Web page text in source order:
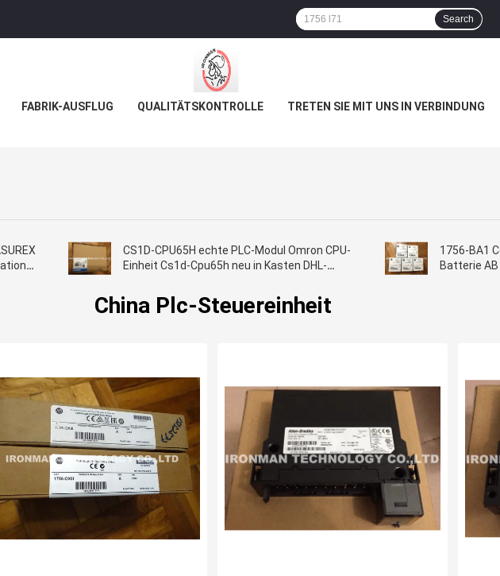
Search
FABRIK-AUSFLUG QUALITÄTSKONTROLLE TRETEN SIE MIT UNS IN VERBINDUNG
CS1D-CPU65H echte PLC-Modul Omron CPU-
Einheit Cs1d-Cpu65h neu in Kasten DHL-
1756-BA1
Batterie AB
China Plc-Steuereinheit